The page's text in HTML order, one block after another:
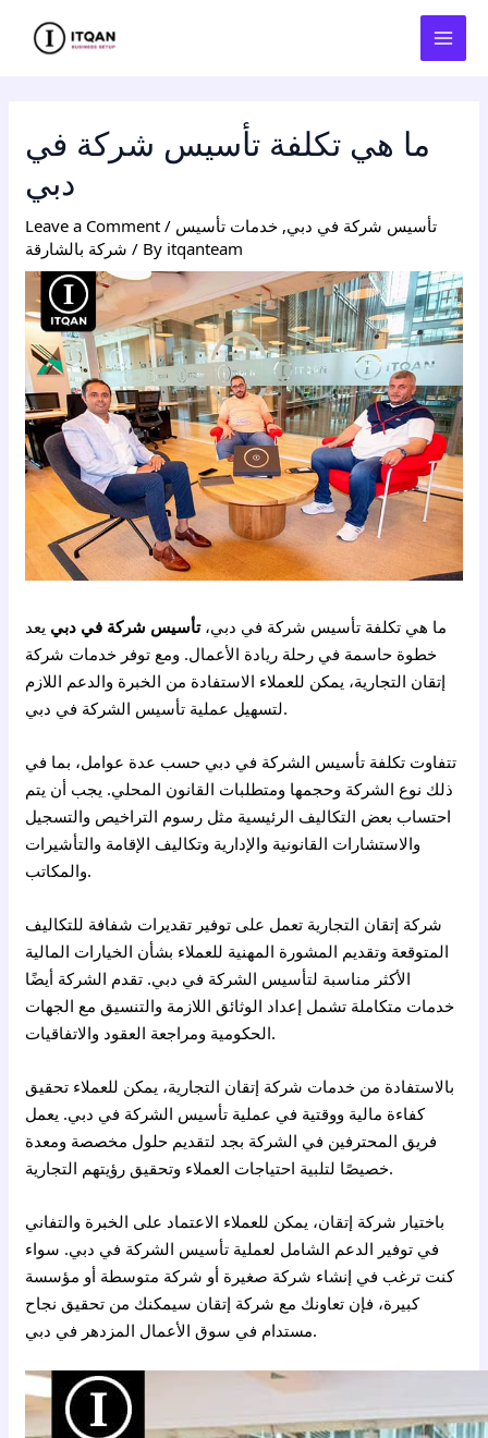
ما هي تكلفة تأسيس شركة في
Leave a Comment / تأسيس شركة في دبي, خدمات تأسيس
شركة بالشارقة / By itqanteam
ما هي تكلفة تأسيس شركة في دبي،تأسيس شركة في دبي يعد
خطوة حاسمة في رحلة ريادة الأعمال. ومع توفر خدمات شركة
إتقان التجارية، يمكن للعملاء الاستفادة من الخبرة والدعم اللازم
لتسهيل عملية تأسيس الشركة في دبي.
تتفاوت تكلفة تأسيس الشركة في دبي حسب عدة عوامل، بما في
ذلك نوع الشركة وحجمها ومتطلبات القانون المحلي. يجب أن يتم
احتساب بعض التكاليف الرئيسية مثل رسوم التراخيص والتسجيل
والاستشارات القانونية والإدارية وتكاليف الإقامة والتأشيرات
والمكاتب.
شركة إتقان التجارية تعمل على توفير تقديرات شفافة للتكاليف
المتوقعة وتقديم المشورة المهنية للعملاء بشأن الخيارات المالية
الأكثر مناسبة لتأسيس الشركة في دبي. تقدم الشركة أيضًا
خدمات متكاملة تشمل إعداد الوثائق اللازمة والتنسيق مع الجهات
الحكومية ومراجعة العقود والاتفاقيات.
بالاستفادة من خدمات شركة إتقان التجارية، يمكن للعملاء تحقيق
كفاءة مالية ووقتية في عملية تأسيس الشركة في دبي. يعمل
فريق المحترفين في الشركة بجد لتقديم حلول مخصصة ومعدة
خصيصًا لتلبية احتياجات العملاء وتحقيق رؤيتهم التجارية.
باختيار شركة إتقان، يمكن للعملاء الاعتماد على الخبرة والتفاني
في توفير الدعم الشامل لعملية تأسيس الشركة في دبي. سواء
كنت ترغب في إنشاء شركة صغيرة أو شركة متوسطة أو مؤسسة
كبيرة، فإن تعاونك مع شركة إتقان سيمكنك من تحقيق نجاح
مستدام في سوق الأعمال المزدهر في دبي.
navigation